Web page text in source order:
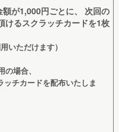
が1,000円ごとに、 次回の
けるスクラッチカードを1枚
いただけます）
場合、
チカードを配布いたしま